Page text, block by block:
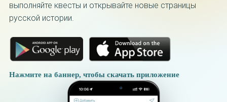
выполняйте квесты и открывайте новые страницы
русской истории.
Нажмите на баннер, чтобы скачать приложение